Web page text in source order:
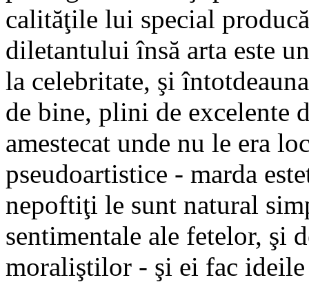
calităţile lui special
diletantului însă arta este
la celebritate, şi
de bine, plini de excelente
amestecat unde nu le era
pseudoartistice - marda
nepoftiţi le sunt natural
sentimentale ale fetelor, şi
moraliştilor - şi ei fac ideile